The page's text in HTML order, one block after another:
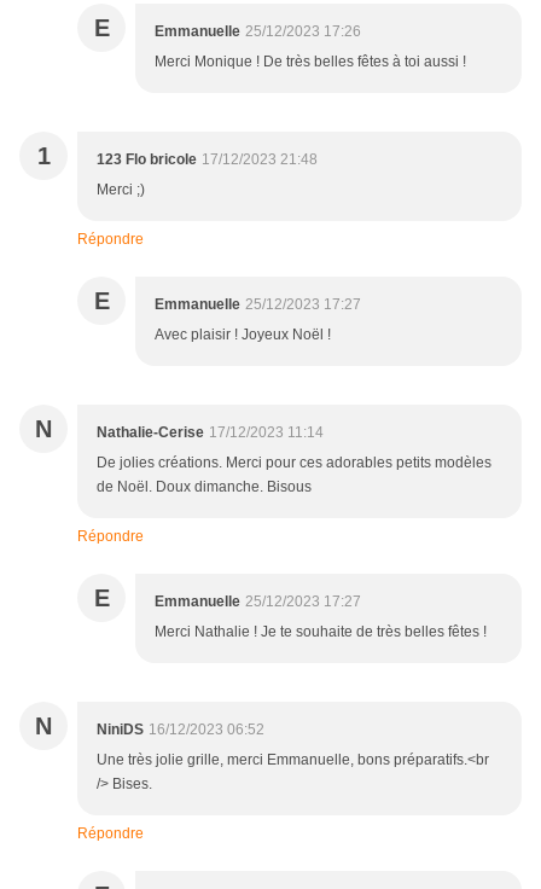
E Emmanuelle 25/12/2023 17:26
Merci Monique ! De très belles fêtes à toi aussi !
1 123 Flo bricole 17/12/2023 21:48
Merci ;)
Répondre
E Emmanuelle 25/12/2023 17:27
Avec plaisir ! Joyeux Noël !
N Nathalie-Cerise 17/12/2023 11:14
De jolies créations. Merci pour ces adorables petits modèles
de Noël. Doux dimanche. Bisous
Répondre
E Emmanuelle 25/12/2023 17:27
Merci Nathalie ! Je te souhaite de très belles fêtes !
N NiniDS 16/12/2023 06:52
Une très jolie grille, merci Emmanuelle, bons préparatifs.<br
/> Bises.
Répondre